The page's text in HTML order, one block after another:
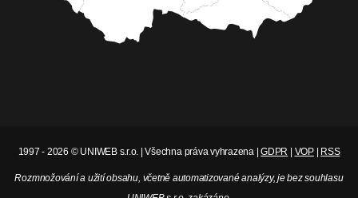
1997 - 2026 © UNIWEB s.r.o. | Všechna práva vyhrazena |GDPR VOP| RSS
Rozmnožování a užití obsahu, včetně automatizované analýzy, je bez souhlasu